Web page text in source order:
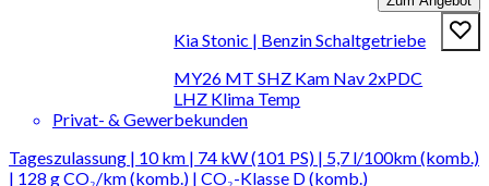
Kia Stonic | Benzin Schaltgetriebe
MY26 MT SHZ Kam Nav 2xPDC
LHZ Klima Temp
Privat- & Gewerbekunden
Tageszulassung | 10 km | 74 kW (101 PS) | 5,7 l/100km (komb.)
| 128 g CO₂/km (komb.) | CO₂-Klasse D (komb.)